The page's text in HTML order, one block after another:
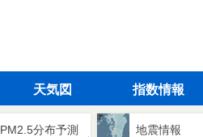
天気図 指数情報
PM2.5分布予測 地震情報